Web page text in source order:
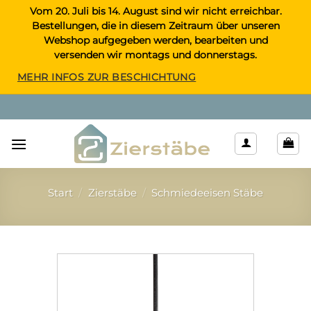
Inhalt
springen
Vom 20. Juli bis 14. August sind wir nicht erreichbar.
Bestellungen, die in diesem Zeitraum über unseren
Webshop aufgegeben werden, bearbeiten und
versenden wir montags und donnerstags.
MEHR INFOS ZUR BESCHICHTUNG
Start / Zierstäbe / Schmiedeeisen Stäbe